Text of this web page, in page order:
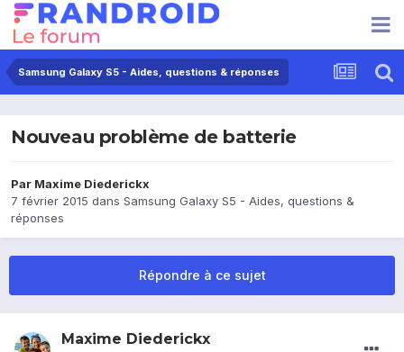
Samsung Galaxy S5 - Aides, questions & réponses
Nouveau problème de batterie
Par Maxime Diederickx
7 février 2015 dans Samsung Galaxy S5 - Aides, questions &
réponses
Répondre à ce sujet
Maxime Diederickx